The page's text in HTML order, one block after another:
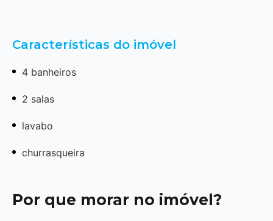
Características do imóvel
4 banheiros
2 salas
lavabo
churrasqueira
Por que morar no imóvel?